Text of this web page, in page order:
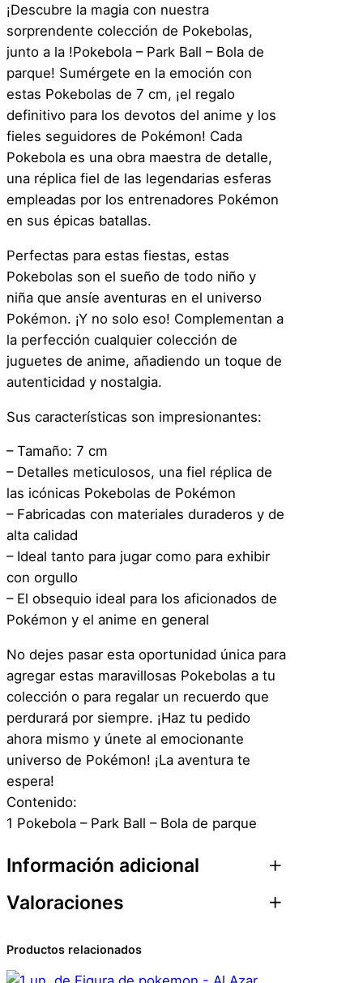
a
–
P
a
r
k
B
a
l
l
–
B
o
l
a
d
e
p
r
e
d
d
¡Descubre la magia con nuestra
sorprendente colección de Pokebolas,
junto a la !Pokebola – Park Ball – Bola de
parque! Sumérgete en la emoción con
estas Pokebolas de 7 cm, ¡el regalo
definitivo para los devotos del anime y los
fieles seguidores de Pokémon! Cada
Pokebola es una obra maestra de detalle,
una réplica fiel de las legendarias esferas
empleadas por los entrenadores Pokémon
en sus épicas batallas.
Perfectas para estas fiestas, estas
Pokebolas son el sueño de todo niño y
niña que ansíe aventuras en el universo
Pokémon. ¡Y no solo eso! Complementan a
la perfección cualquier colección de
juguetes de anime, añadiendo un toque de
autenticidad y nostalgia.
Sus características son impresionantes:
– Tamaño: 7 cm
– Detalles meticulosos, una fiel réplica de
las icónicas Pokebolas de Pokémon
– Fabricadas con materiales duraderos y de
alta calidad
– Ideal tanto para jugar como para exhibir
con orgullo
– El obsequio ideal para los aficionados de
Pokémon y el anime en general
No dejes pasar esta oportunidad única para
agregar estas maravillosas Pokebolas a tu
colección o para regalar un recuerdo que
perdurará por siempre. ¡Haz tu pedido
ahora mismo y únete al emocionante
universo de Pokémon! ¡La aventura te
espera!
Contenido:
1 Pokebola – Park Ball – Bola de parque
Información adicional
Atributos
Dimensiones
Valoraciones
0 valoraciones en
Productos relacionados